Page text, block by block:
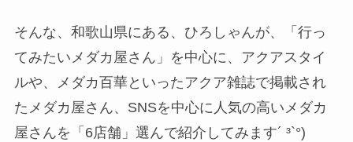
そんな、和歌山県にある、ひろしゃんが、「行っ
てみたいメダカ屋さん」を中心に、アクアスタイ
ルや、メダカ百華といったアクア雑誌で掲載され
たメダカ屋さん、SNSを中心に人気の高いメダカ
屋さんを「6店舗」選んで紹介してみます´ ³`°)